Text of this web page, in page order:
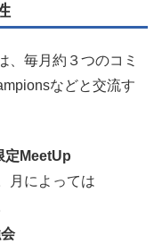
、毎月約３つのコミ
などと交流す
定MeetUp
月によっては